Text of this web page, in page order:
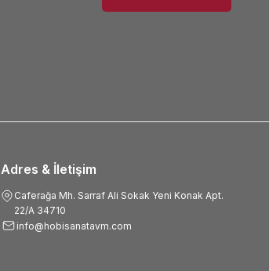
Adres & İletişim
Caferağa Mh. Sarraf Ali Sokak Yeni Konak Apt.
22/A 34710
info@hobisanatavm.com